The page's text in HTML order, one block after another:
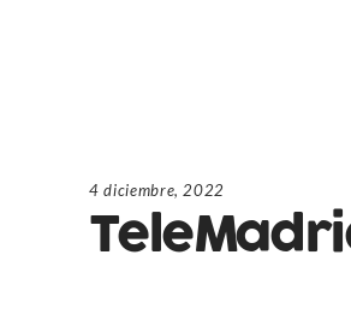
4 diciembre, 2022